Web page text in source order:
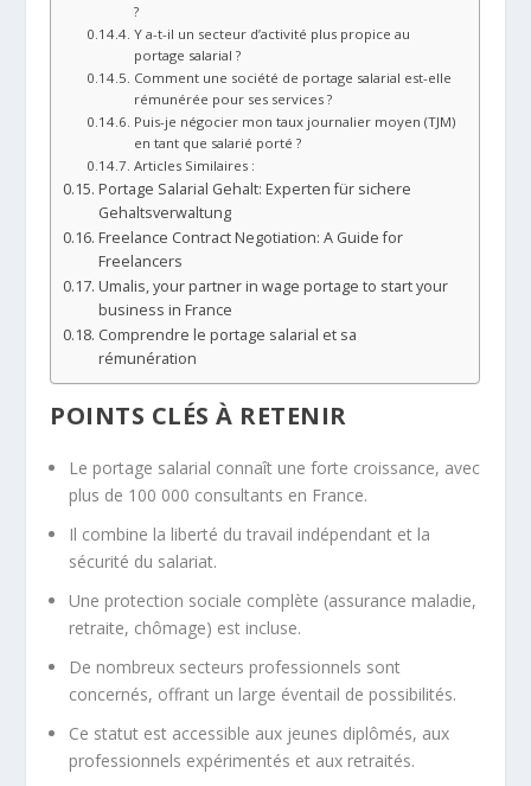
?
Y a-t-il un secteur d’activité plus propice au
portage salarial ?
Comment une société de portage salarial est-elle
rémunérée pour ses services ?
Puis-je négocier mon taux journalier moyen (TJM)
en tant que salarié porté ?
Articles Similaires :
Portage Salarial Gehalt: Experten für sichere
Gehaltsverwaltung
Freelance Contract Negotiation: A Guide for
Freelancers
Umalis, your partner in wage portage to start your
business in France
Comprendre le portage salarial et sa
rémunération
POINTS CLÉS À RETENIR
Le portage salarial connaît une forte croissance, avec
plus de 100 000 consultants en France.
Il combine la liberté du travail indépendant et la
sécurité du salariat.
Une protection sociale complète (assurance maladie,
retraite, chômage) est incluse.
De nombreux secteurs professionnels sont
concernés, offrant un large éventail de possibilités.
Ce statut est accessible aux jeunes diplômés, aux
professionnels expérimentés et aux retraités.